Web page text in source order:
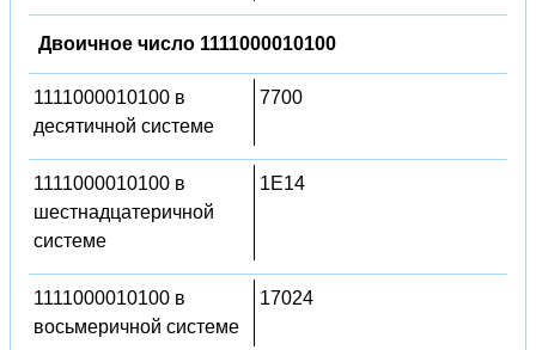
Двоичное число 1111000010100
1111000010100 в
десятичной системе
7700
1111000010100 в
шестнадцатеричной
системе
1E14
1111000010100 в
восьмеричной системе
17024